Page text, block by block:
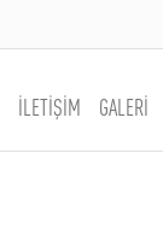
İLETİŞİM GALERİ